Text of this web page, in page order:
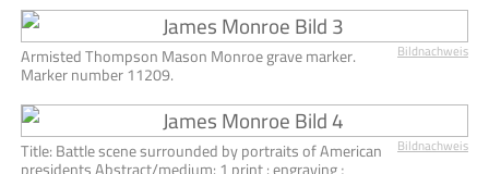
Bildnachweis
Armisted Thompson Mason Monroe grave marker.
Marker number 11209.
Bildnachweis
Title: Battle scene surrounded by portraits of American